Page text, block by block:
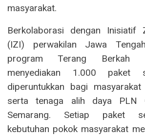
masyarakat.
Berkolaborasi dengan Inisiatif
(IZI) perwakilan Jawa
program Terang Berkah
menyediakan 1.000 paket
diperuntukkan bagi
serta tenaga alih daya PLN
Semarang. Setiap paket
kebutuhan pokok masyarakat